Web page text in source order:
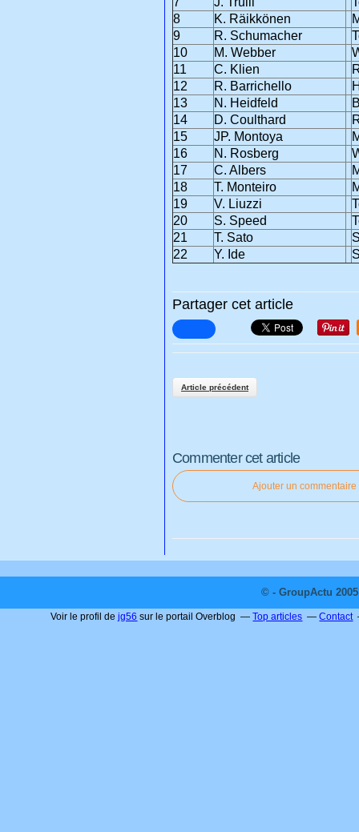
8
K. Räikkönen
9
R. Schumacher
10
M. Webber
11
C. Klien
12
R. Barrichello
13
N. Heidfeld
14
D. Coulthard
15
JP. Montoya
16
N. Rosberg
17
C. Albers
18
T. Monteiro
19
V. Liuzzi
20
S. Speed
21
T. Sato
22
Y. Ide
Partager cet article
Article précédent
Commenter cet article
Ajouter un commentaire
© - GroupActu
Voir le profil dejg56 sur le portail Overblog Top articles Contact